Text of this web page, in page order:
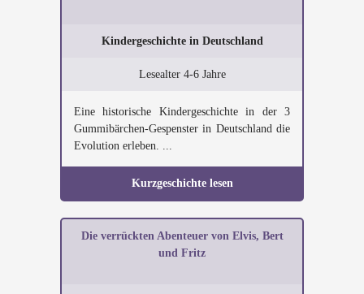
Kindergeschichte in Deutschland
Lesealter 4-6 Jahre
Eine historische Kindergeschichte in der 3
Gummibärchen-Gespenster in Deutschland die
Evolution erleben. ...
Kurzgeschichte lesen
Die verrückten Abenteuer von Elvis, Bert
und Fritz